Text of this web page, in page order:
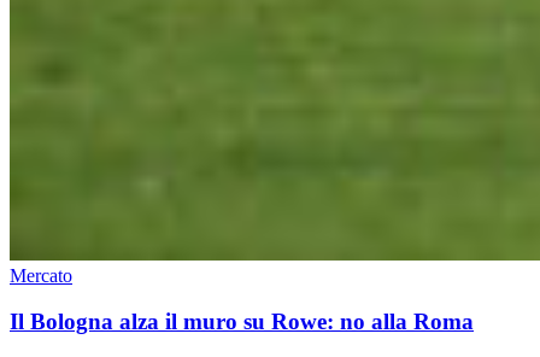
Mercato
Il Bologna alza il muro su Rowe: no alla Roma